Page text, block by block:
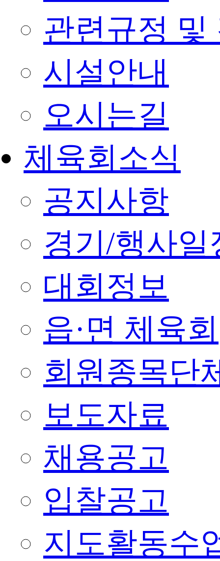
관련규정 및
시설안내
오시는길
체육회소식
공지사항
경기/행사일
대회정보
읍·면 체육회
회원종목단
보도자료
채용공고
입찰공고
지도활동수